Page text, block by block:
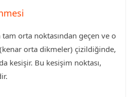
tam orta noktasından geçen ve o
orta dikmeler) çizildiğinde,
kesişir. Bu kesişim noktası,